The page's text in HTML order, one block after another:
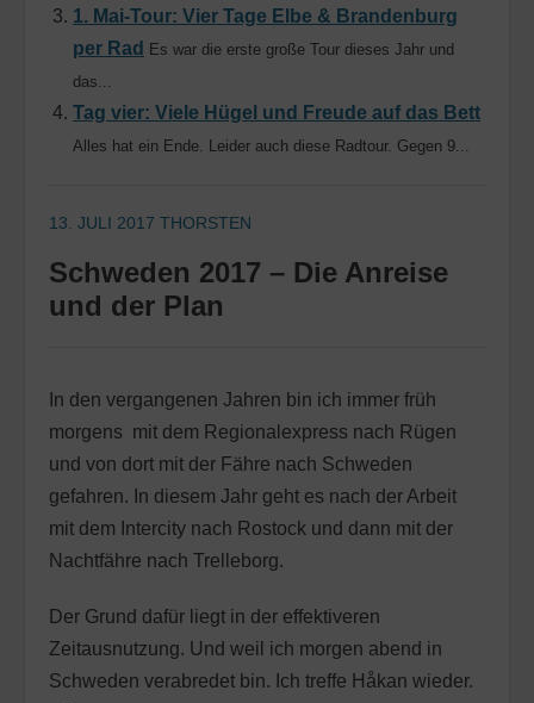
1. Mai-Tour: Vier Tage Elbe & Brandenburg
per Rad Es war die erste große Tour dieses Jahr und
das...
Tag vier: Viele Hügel und Freude auf das Bett
Alles hat ein Ende. Leider auch diese Radtour. Gegen 9...
13. JULI 2017 THORSTEN
Schweden 2017 – Die Anreise
und der Plan
In den vergangenen Jahren bin ich immer früh
morgens mit dem Regionalexpress nach Rügen
und von dort mit der Fähre nach Schweden
gefahren. In diesem Jahr geht es nach der Arbeit
mit dem Intercity nach Rostock und dann mit der
Nachtfähre nach Trelleborg.
Der Grund dafür liegt in der effektiveren
Zeitausnutzung. Und weil ich morgen abend in
Schweden verabredet bin. Ich treffe Håkan wieder.